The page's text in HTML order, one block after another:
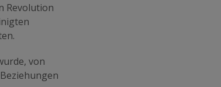
Revolution
von